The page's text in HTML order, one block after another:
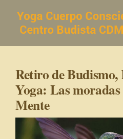
contenido
Retiro de
Yoga: Las
Mente